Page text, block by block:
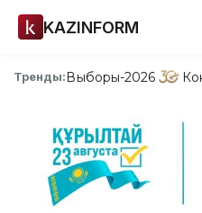
KAZINFORM
Тренды:Выборы-2026